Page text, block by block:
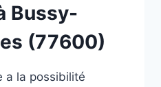
Bussy-
(77600)
a la possibilité